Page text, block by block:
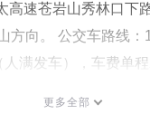
速苍岩山秀林口下
方向。 公交车路线
满发车），车费单
更多全部